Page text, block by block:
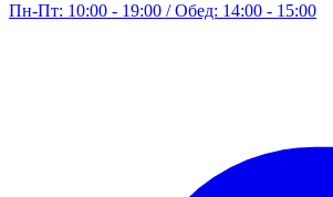
Пн-Пт: 10:00 - 19:00 / Обед: 14:00 - 15:00